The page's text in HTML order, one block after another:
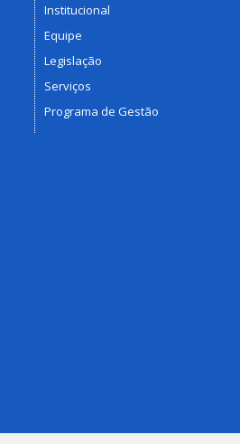
Institucional
Equipe
Legislação
Serviços
Programa de Gestão